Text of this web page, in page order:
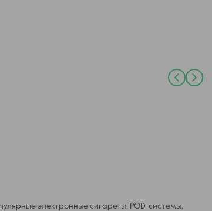
электронные сигареты, POD-системы,